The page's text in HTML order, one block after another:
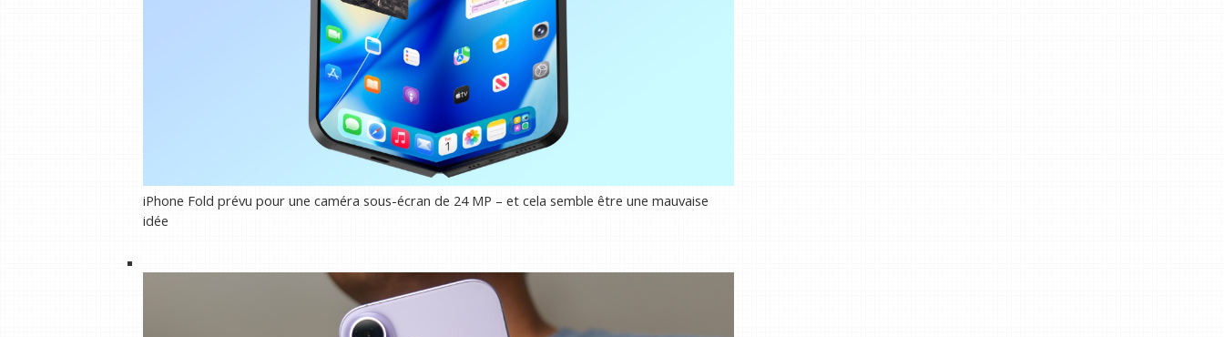
iPhone Fold prévu pour une caméra sous-écran de 24 MP – et cela semble être une mauvaise
idée